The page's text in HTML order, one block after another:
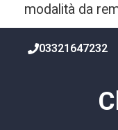
modalità da
03321647232